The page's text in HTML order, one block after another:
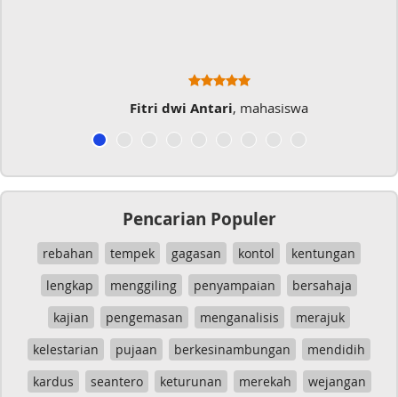
Fitri dwi Antari , mahasiswa
Pencarian Populer
rebahan tempek gagasan kontol
kentungan
lengkap
menggiling penyampaian
bersahaja
kajian
pengemasan menganalisis
merajuk
kelestarian
pujaan berkesinambungan
mendidih
kardus
seantero keturunan merekah
wejangan